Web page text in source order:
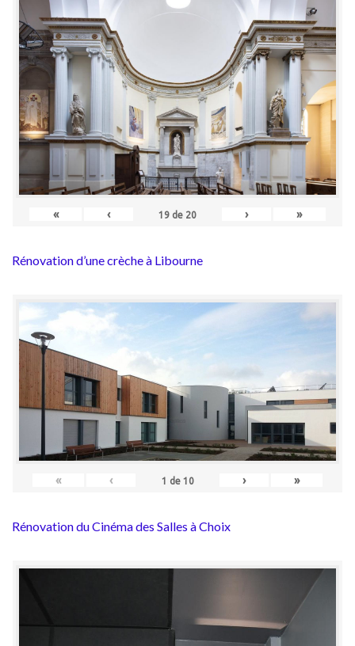
« ‹ 19 de 20 › »
Rénovation d’une crèche à Libourne
« ‹ 1 de 10 › »
Rénovation du Cinéma des Salles à Choix